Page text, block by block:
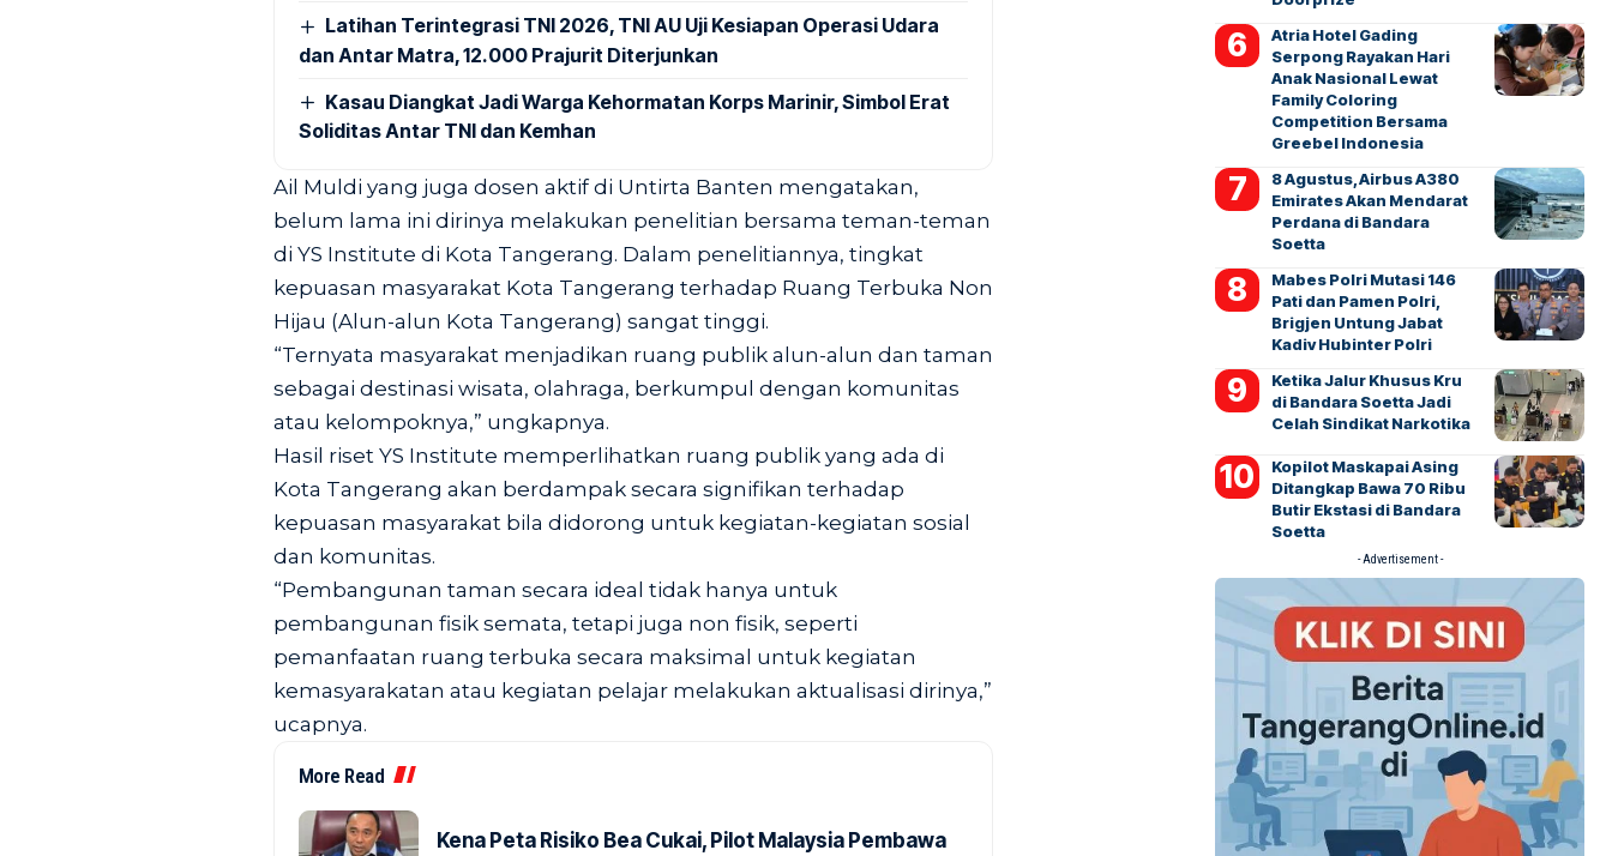
Latihan Terintegrasi TNI 2026, TNI AU Uji Kesiapan Operasi Udara
dan Antar Matra, 12.000 Prajurit Diterjunkan
Kasau Diangkat Jadi Warga Kehormatan Korps Marinir, Simbol Erat
Soliditas Antar TNI dan Kemhan
Ail Muldi yang juga dosen aktif di Untirta Banten mengatakan,
belum lama ini dirinya melakukan penelitian bersama teman-teman
di YS Institute di Kota Tangerang. Dalam penelitiannya, tingkat
kepuasan masyarakat Kota Tangerang terhadap Ruang Terbuka Non
Hijau (Alun-alun Kota Tangerang) sangat tinggi.
“Ternyata masyarakat menjadikan ruang publik alun-alun dan taman
sebagai destinasi wisata, olahraga, berkumpul dengan komunitas
atau kelompoknya,” ungkapnya.
Hasil riset YS Institute memperlihatkan ruang publik yang ada di
Kota Tangerang akan berdampak secara signifikan terhadap
kepuasan masyarakat bila didorong untuk kegiatan-kegiatan sosial
dan komunitas.
“Pembangunan taman secara ideal tidak hanya untuk
pembangunan fisik semata, tetapi juga non fisik, seperti
pemanfaatan ruang terbuka secara maksimal untuk kegiatan
kemasyarakatan atau kegiatan pelajar melakukan aktualisasi dirinya,”
ucapnya.
More Read
Kena Peta Risiko Bea Cukai, Pilot Malaysia Pembawa
Atria Hotel Gading
Serpong Rayakan Hari
Anak Nasional Lewat
Family Coloring
Competition Bersama
Greebel Indonesia
8 Agustus, Airbus A380
Emirates Akan Mendarat
Perdana di Bandara
Soetta
Mabes Polri Mutasi 146
Pati dan Pamen Polri,
Brigjen Untung Jabat
Kadiv Hubinter Polri
Ketika Jalur Khusus Kru
di Bandara Soetta Jadi
Celah Sindikat Narkotika
Kopilot Maskapai Asing
Ditangkap Bawa 70 Ribu
Butir Ekstasi di Bandara
Soetta
- Advertisement -